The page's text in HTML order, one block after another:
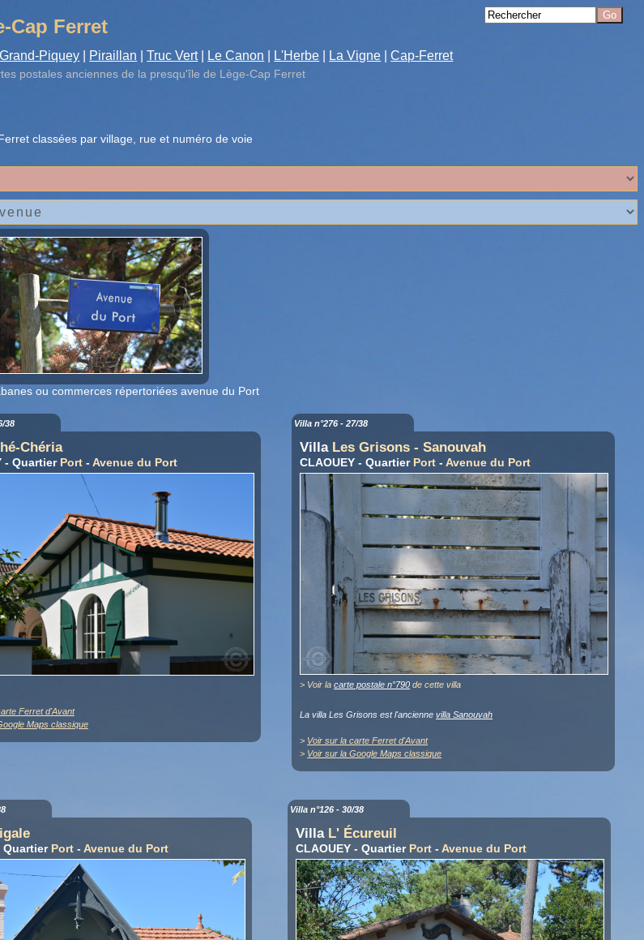
Cap Ferret
Grand-Piquey Piraillan Truc Vert Le Canon L'Herbe La Vigne Cap-Ferret
postales anciennes de la presqu'île de Lège-Cap Ferret
classées par village, rue et numéro de voie
ou commerces répertoriées avenue du Port
38
Chéria
- Quartier Port- Avenue du Port
Ferret d'Avant
Maps classique
Villa n°276 - 27/38
Villa Les Grisons - Sanouvah
CLAOUEY - Quartier Port -Avenue du Port
> Voir lacarte postale n°790 de cette villa
La villa Les Grisons est l'anciennevilla Sanouvah
> Voir sur la carte Ferret d'Avant
> Voir sur la Google Maps classique
Quartier Port- Avenue du Port
Villa n°126 - 30/38
Villa L' Écureuil
CLAOUEY - Quartier Port -Avenue du Port